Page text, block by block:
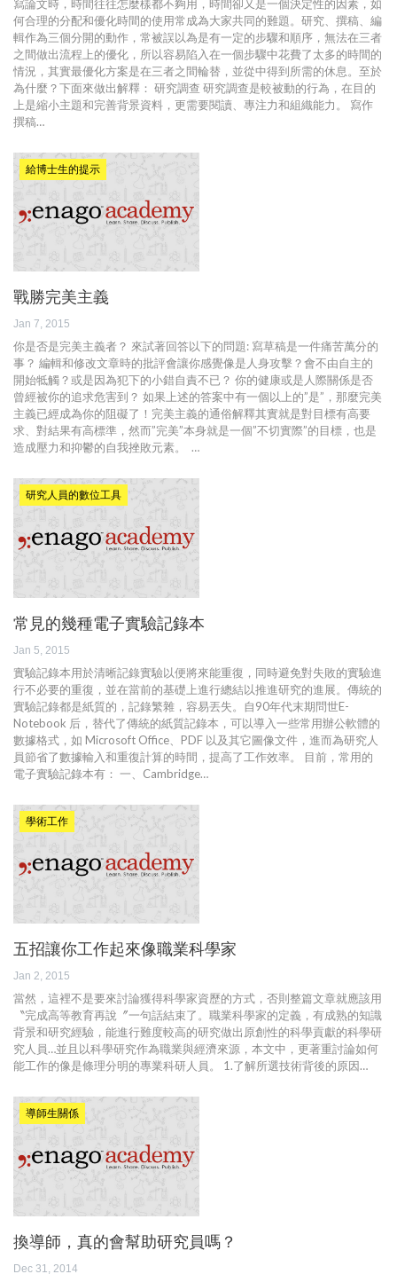
寫論文時，時間往往怎麼樣都不夠用，時間卻又是一個決定性的因素，如
何合理的分配和優化時間的使用常成為大家共同的難題。研究、撰稿、編
輯作為三個分開的動作，常被誤以為是有一定的步驟和順序，無法在三者
之間做出流程上的優化，所以容易陷入在一個步驟中花費了太多的時間的
情況，其實最優化方案是在三者之間輪替，並從中得到所需的休息。至於
為什麼？下面來做出解釋： 研究調查 研究調查是較被動的行為，在目的
上是縮小主題和完善背景資料，更需要閱讀、專注力和組織能力。 寫作
撰稿…
給博士生的提示
戰勝完美主義
Jan 7, 2015
你是否是完美主義者？ 來試著回答以下的問題: 寫草稿是一件痛苦萬分的
事？ 編輯和修改文章時的批評會讓你感覺像是人身攻擊？會不由自主的
開始牴觸？或是因為犯下的小錯自責不已？ 你的健康或是人際關係是否
曾經被你的追求危害到？ 如果上述的答案中有一個以上的”是”，那麼完美
主義已經成為你的阻礙了！完美主義的通俗解釋其實就是對目標有高要
求、對結果有高標準，然而”完美”本身就是一個”不切實際”的目標，也是
造成壓力和抑鬱的自我挫敗元素。 …
研究人員的數位工具
常見的幾種電子實驗記錄本
Jan 5, 2015
實驗記錄本用於清晰記錄實驗以便將來能重復，同時避免對失敗的實驗進
行不必要的重復，並在當前的基礎上進行總結以推進研究的進展。傳統的
實驗記錄都是紙質的，記錄繁雜，容易丟失。自90年代末期問世E-
Notebook 后，替代了傳統的紙質記錄本，可以導入一些常用辦公軟體的
數據格式，如 Microsoft Office、PDF 以及其它圖像文件，進而為研究人
員節省了數據輸入和重復計算的時間，提高了工作效率。 目前，常用的
電子實驗記錄本有： 一、Cambridge…
學術工作
五招讓你工作起來像職業科學家
Jan 2, 2015
當然，這裡不是要來討論獲得科學家資歷的方式，否則整篇文章就應該用
〝完成高等教育再說〞一句話結束了。職業科學家的定義，有成熟的知識
背景和研究經驗，能進行難度較高的研究做出原創性的科學貢獻的科學研
究人員…並且以科學研究作為職業與經濟來源，本文中，更著重討論如何
能工作的像是條理分明的專業科研人員。 1.了解所選技術背後的原因…
導師生關係
換導師，真的會幫助研究員嗎？
Dec 31, 2014